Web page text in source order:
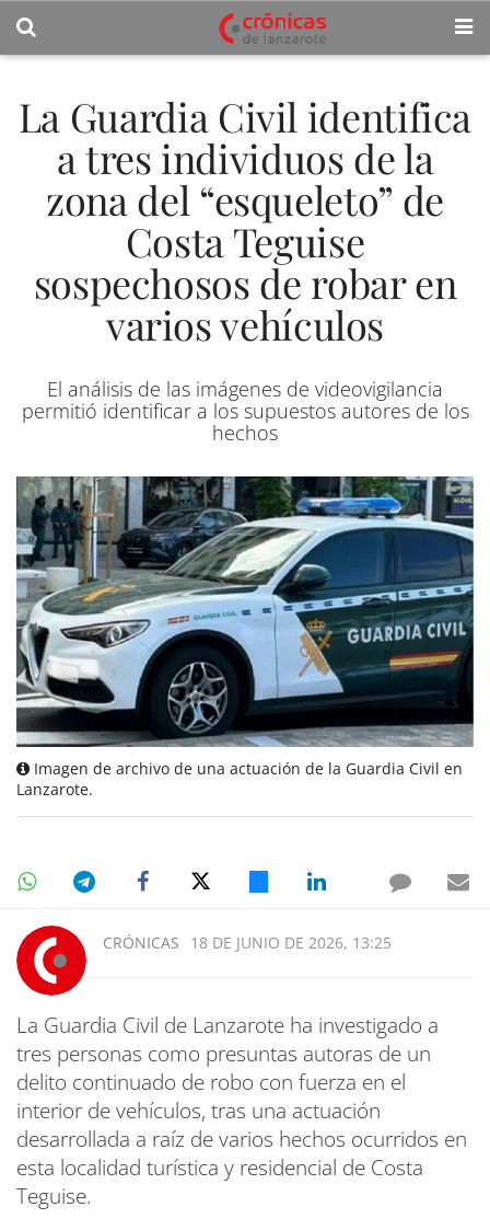
La Guardia Civil identifica
a tres individuos de la
zona del “esqueleto” de
Costa Teguise
sospechosos de robar en
varios vehículos
El análisis de las imágenes de videovigilancia
permitió identificar a los supuestos autores de los
hechos
Imagen de archivo de una actuación de la Guardia Civil en
Lanzarote.
CRÓNICAS 18 DE JUNIO DE 2026, 13:25
La Guardia Civil de Lanzarote ha investigado a
tres personas como presuntas autoras de un
delito continuado de robo con fuerza en el
interior de vehículos, tras una actuación
desarrollada a raíz de varios hechos ocurridos en
esta localidad turística y residencial de Costa
Teguise.